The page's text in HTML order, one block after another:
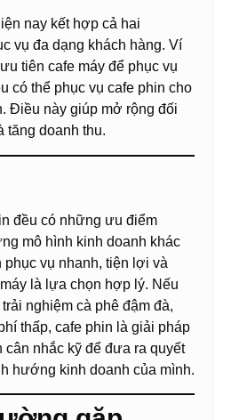
nay kết hợp cả hai
vụ đa dạng khách hàng. Ví
tiên cafe máy để phục vụ
có thể phục vụ cafe phin cho
Điều này giúp mở rộng đối
tăng doanh thu.
đều có những ưu điểm
mô hình kinh doanh khác
phục vụ nhanh, tiện lợi và
là lựa chọn hợp lý. Nếu
nghiệm cà phê đậm đà,
thấp, cafe phin là giải pháp
cân nhắc kỹ để đưa ra quyết
hướng kinh doanh của mình.